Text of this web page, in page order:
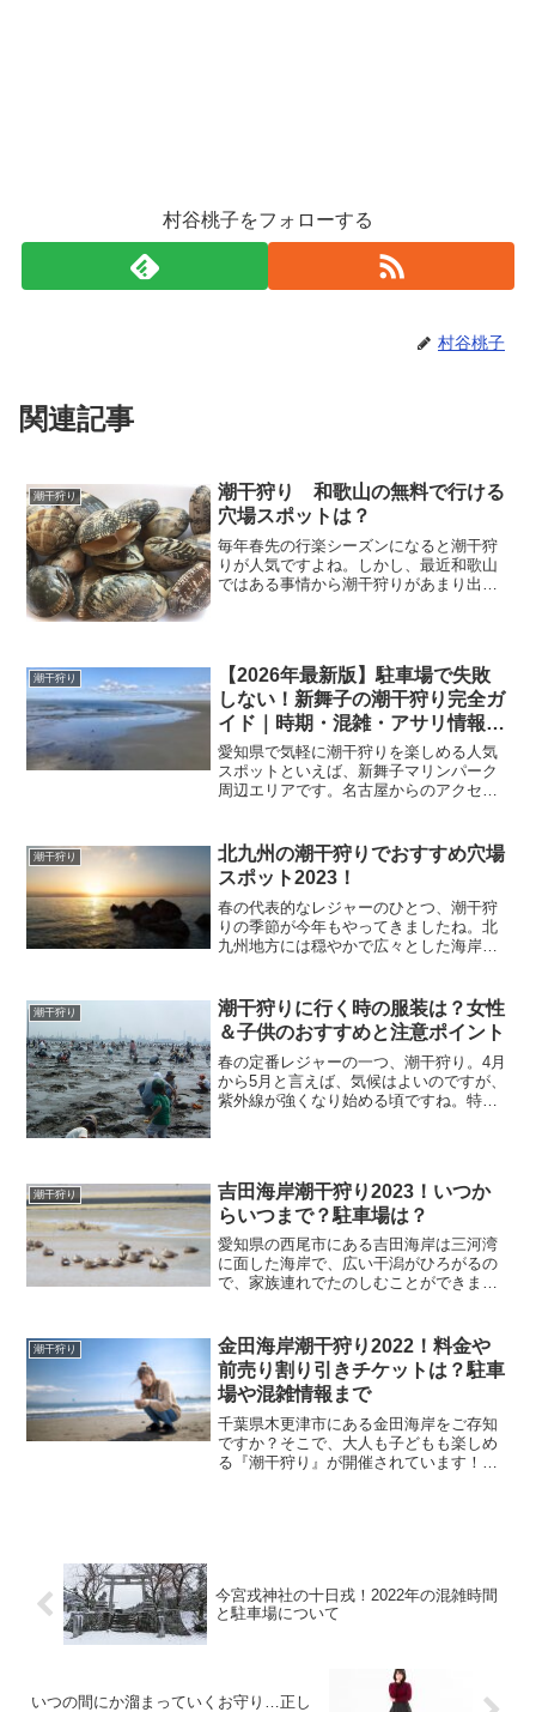
村谷桃子をフォローする
村谷桃子
関連記事
潮干狩り
潮干狩り 和歌山の無料で行ける
穴場スポットは？
毎年春先の行楽シーズンになると潮干狩
りが人気ですよね。しかし、最近和歌山
ではある事情から潮干狩りがあまり出来
潮干狩り
【2026年最新版】駐車場で失敗
しない！新舞子の潮干狩り完全ガ
イド｜時期・混雑・アサリ情報ま
とめ
愛知県で気軽に潮干狩りを楽しめる人気
スポットといえば、新舞子マリンパーク
周辺エリアです。名古屋からのアクセス
です。特にゴールデンウィークや週末
は、駐車場が満車になりやす...
潮干狩り
北九州の潮干狩りでおすすめ穴場
スポット2023！
春の代表的なレジャーのひとつ、潮干狩
りの季節が今年もやってきましたね。北
九州地方には穏やかで広々とした海岸線
九州の潮干狩りで無料のおすすめ穴場ス
ポット2023・北九州の...
潮干狩り
潮干狩りに行く時の服装は？女性
＆子供のおすすめと注意ポイント
春の定番レジャーの一つ、潮干狩り。4月
から5月と言えば、気候はよいのですが、
紫外線が強くなり始める頃ですね。特に
潮干狩り
吉田海岸潮干狩り2023！いつか
らいつまで？駐車場は？
愛知県の西尾市にある吉田海岸は三河湾
に面した海岸で、広い干潟がひろがるの
で、家族連れでたのしむことができま
の潮干狩り2023！料金は？・吉田海岸の
潮干狩り2023！...
潮干狩り
金田海岸潮干狩り2022！料金や
前売り割り引きチケットは？駐車
場や混雑情報まで
千葉県木更津市にある金田海岸をご存知
ですか？そこで、大人も子どもも楽しめ
る『潮干狩り』が開催されています！今
今宮戎神社の十日戎！2022年の混雑時間
と駐車場について
いつの間にか溜まっていくお守り…正し